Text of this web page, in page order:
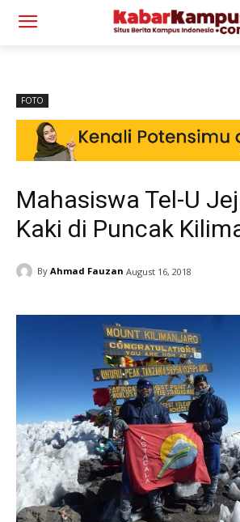
FOTO
Mahasiswa Tel-U
Kaki di Puncak
By Ahmad Fauzan August 16, 2018